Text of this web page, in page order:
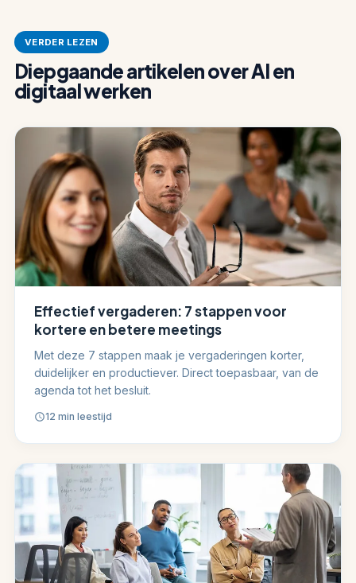
VERDER LEZEN
Diepgaande artikelen over AI en
digitaal werken
Effectief vergaderen: 7 stappen voor
kortere en betere meetings
Met deze 7 stappen maak je vergaderingen korter,
duidelijker en productiever. Direct toepasbaar, van de
agenda tot het besluit.
12 min leestijd